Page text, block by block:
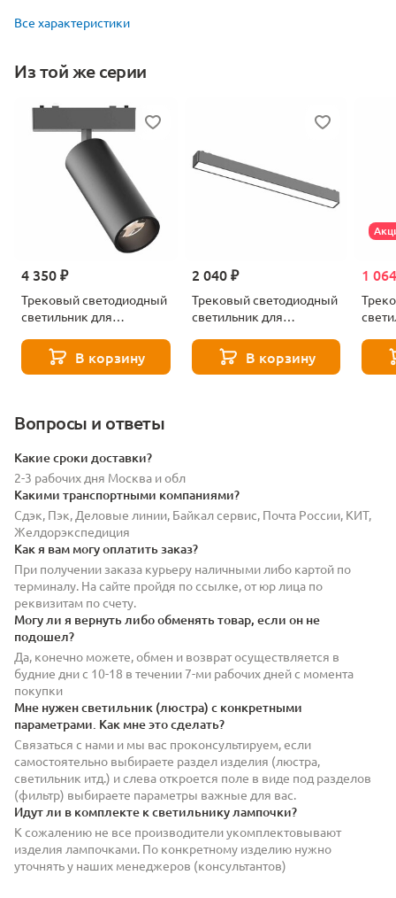
Все характеристики
Из той же серии
4 350 ₽
Трековый светодиодный
светильник для
шинопровода ST Luce
SKYFLAT ST677.436.18
В корзину
2 040 ₽
Трековый светодиодный
светильник для
шинопровода ST Luce
SKYFLAT ST674.436.15
В корзину
1
Вопросы и ответы
Какие сроки доставки?
2-3 рабочих дня Москва и обл
Какими транспортными компаниями?
Сдэк, Пэк, Деловые линии, Байкал сервис, Почта России, КИТ,
Желдорэкспедиция
Как я вам могу оплатить заказ?
При получении заказа курьеру наличными либо картой по
терминалу. На сайте пройдя по ссылке, от юр лица по
реквизитам по счету.
Могу ли я вернуть либо обменять товар, если он не
подошел?
Да, конечно можете, обмен и возврат осуществляется в
будние дни с 10-18 в течении 7-ми рабочих дней с момента
покупки
Мне нужен светильник (люстра) с конкретными
параметрами. Как мне это сделать?
Связаться с нами и мы вас проконсультируем, если
самостоятельно выбираете раздел изделия (люстра,
светильник итд.) и слева откроется поле в виде под разделов
(фильтр) выбираете параметры важные для вас.
Идут ли в комплекте к светильнику лампочки?
К сожалению не все производители укомплектовывают
изделия лампочками. По конкретному изделию нужно
уточнять у наших менеджеров (консультантов)